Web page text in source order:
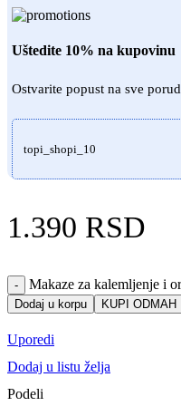
Uštedite 10% na kupovinu
Ostvarite popust na sve
topi_shopi_10
1.390 RSD
- Makaze za kalemljenje i
Dodaj u korpu KUPI ODMAH
Uporedi
Dodaj u listu želja
Podeli